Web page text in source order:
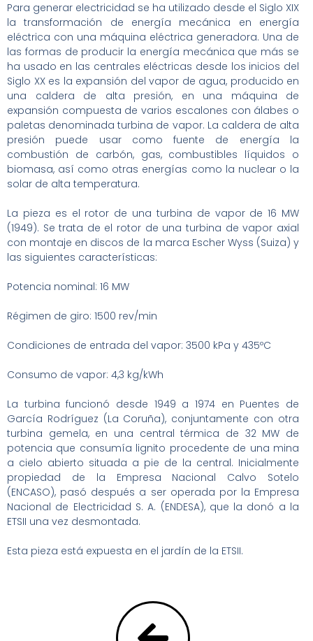
Para generar electricidad se ha utilizado desde el Siglo XIX
la transformación de energía mecánica en energía
eléctrica con una máquina eléctrica generadora. Una de
las formas de producir la energía mecánica que más se
ha usado en las centrales eléctricas desde los inicios del
Siglo XX es la expansión del vapor de agua, producido en
una caldera de alta presión, en una máquina de
expansión compuesta de varios escalones con álabes o
paletas denominada turbina de vapor. La caldera de alta
presión puede usar como fuente de energía la
combustión de carbón, gas, combustibles líquidos o
biomasa, así como otras energías como la nuclear o la
solar de alta temperatura.
La pieza es el rotor de una turbina de vapor de 16 MW
(1949). Se trata de el rotor de una turbina de vapor axial
con montaje en discos de la marca Escher Wyss (Suiza) y
las siguientes características:
Potencia nominal: 16 MW
Régimen de giro: 1500 rev/min
Condiciones de entrada del vapor: 3500 kPa y 435ºC
Consumo de vapor: 4,3 kg/kWh
La turbina funcionó desde 1949 a 1974 en Puentes de
García Rodríguez (La Coruña), conjuntamente con otra
turbina gemela, en una central térmica de 32 MW de
potencia que consumía lignito procedente de una mina
a cielo abierto situada a pie de la central. Inicialmente
propiedad de la Empresa Nacional Calvo Sotelo
(ENCASO), pasó después a ser operada por la Empresa
Nacional de Electricidad S. A. (ENDESA), que la donó a la
ETSII una vez desmontada.
Esta pieza está expuesta en el jardín de la ETSII.